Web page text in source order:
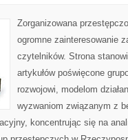
Zorganizowana
ogromne zainteresowanie
czytelników. Strona
artykułów poświęcone
rozwojowi, modelom
wyzwaniom związanym z
koncentrując się na